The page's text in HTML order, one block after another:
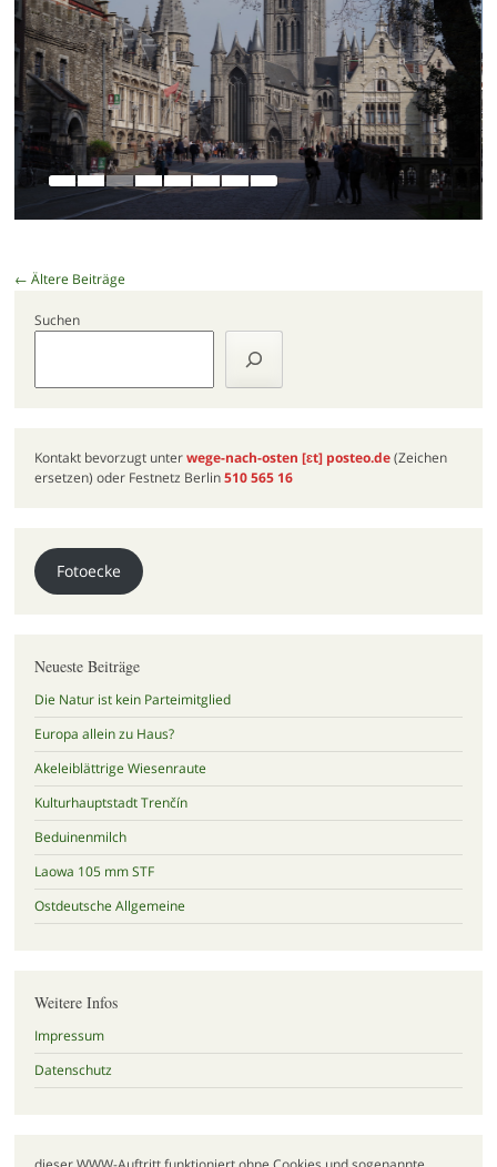
Beitragsnavigation
← Ältere Beiträge
Suchen
Kontakt bevorzugt unterwege-nach-osten [ɛt]posteo.de(Zeichen
ersetzen) oder Festnetz Berlin510 565 16
Fotoecke
Neueste Beiträge
Die Natur ist kein Parteimitglied
Europa allein zu Haus?
Akeleiblättrige Wiesenraute
Kulturhauptstadt Trenčín
Beduinenmilch
Laowa 105 mm STF
Ostdeutsche Allgemeine
Weitere Infos
Impressum
Datenschutz